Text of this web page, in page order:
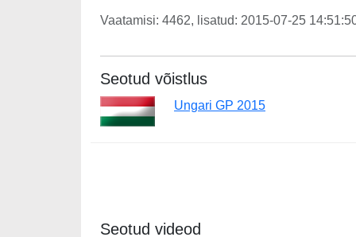
Vaatamisi: 4462, lisatud: 2015-07-25
Seotud võistlus
Ungari GP 2015
Seotud videod